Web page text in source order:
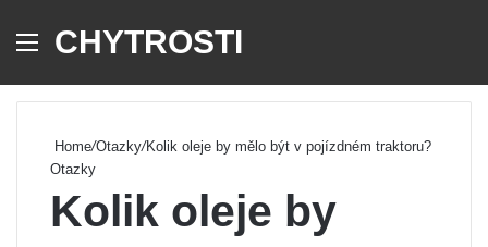
Menu
CHYTROSTI
Home/Otazky/Kolik oleje by mělo být v pojízdném traktoru?
Otazky
Kolik oleje by